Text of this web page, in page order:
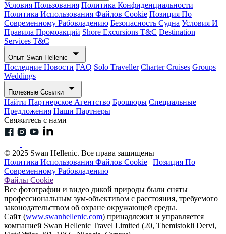
Условия Пользования Политика Конфиденциальности
Политика Использования Файлов Cookie Позиция По
Современному Рабовладению Безопасность Судна Условия И
Правила Промоакций Shore Excursions T&C Destination
Services T&C
Опыт Swan Hellenic
Последние Новости FAQ Solo Traveller Charter Cruises Groups
Weddings
Полезные Ссылки
Найти Партнерское Агентство Брошюры Специальные
Предложения Наши Партнеры
Свяжитесь с нами
© 2025 Swan Hellenic. Все права защищены
Политика Использования Файлов Cookie | Позиция По
Современному Рабовладению
Файлы Cookie
Все фотографии и видео дикой природы были сняты
профессиональным зум-объективом с расстояния, требуемого
законодательством об охране окружающей среды.
Сайт (www.swanhellenic.com) принадлежит и управляется
компанией Swan Hellenic Travel Limited (20, Themistokli Dervi,